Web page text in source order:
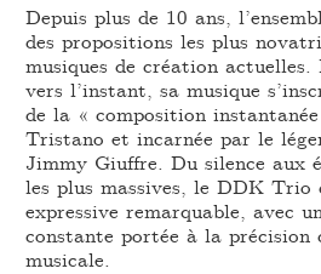
Depuis plus de 10 ans,
des propositions les plus
musiques de création
vers l’instant, sa musique
de la « composition
Tristano et incarnée par le
Jimmy Giuffre. Du silence aux
les plus massives, le DDK Trio
expressive remarquable, avec
constante portée à la précision
musicale.